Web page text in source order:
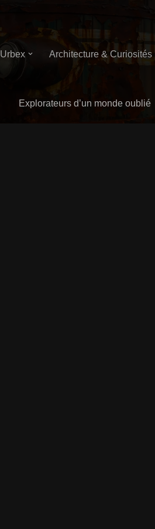
Urbex
Architecture & Curiosités
Explorateurs d’un monde oublié